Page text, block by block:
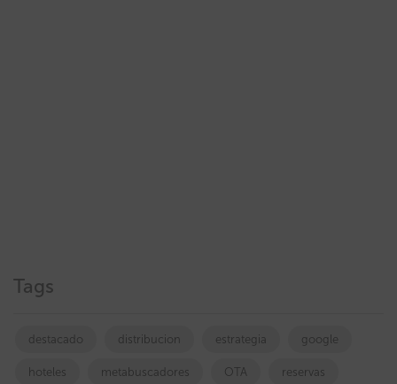
Tags
destacado distribucion estrategia google
hoteles metabuscadores OTA reservas